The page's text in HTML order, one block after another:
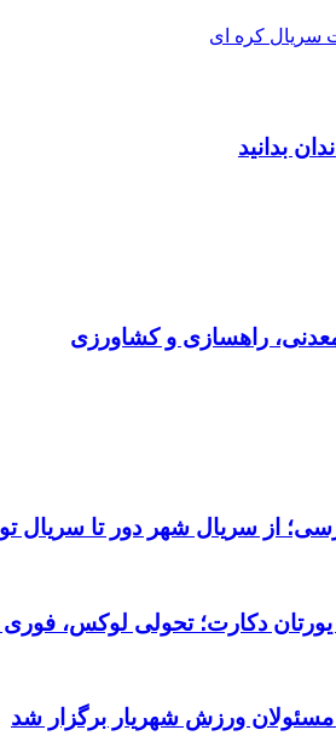
سریال کره ای
بدانید
راهسازی و کشاورزی
از سریال شهر دور تا سریال
یورتان دکارت؛ تحولی لوکس،
مسئولان ورزش شهریار برگزار شد